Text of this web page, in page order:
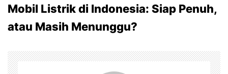
t
n
a
Mobil Listrik di Indonesia: Siap Penuh,
atau Masih Menunggu?